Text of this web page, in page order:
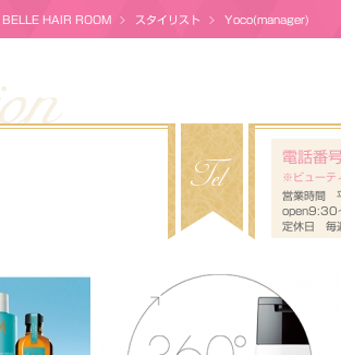
BELLE HAIR ROOM スタイリスト Yoco(manager)
電話番
※ビューテ
営業時間
open9:30
定休日 毎